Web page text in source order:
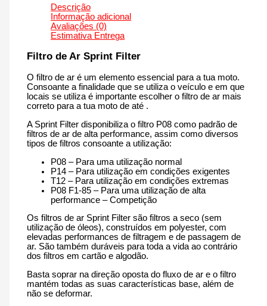
cm3
-
de
2020
até
agora
Descrição
Informação adicional
Avaliações (0)
Estimativa Entrega
Filtro de Ar Sprint Filter
O filtro de ar é um elemento essencial para a tua moto.
Consoante a finalidade que se utiliza o veículo e em que
locais se utiliza é importante escolher o filtro de ar mais
correto para a tua moto de até .
A Sprint Filter disponibiliza o filtro P08 como padrão de
filtros de ar de alta performance, assim como diversos
tipos de filtros consoante a utilização:
P08 – Para uma utilização normal
P14 – Para utilização em condições exigentes
T12 – Para utilização em condições extremas
P08 F1-85 – Para uma utilização de alta
performance – Competição
Os filtros de ar Sprint Filter são filtros a seco (sem
utilização de óleos), construídos em polyester, com
elevadas performances de filtragem e de passagem de
ar. São também duráveis para toda a vida ao contrário
dos filtros em cartão e algodão.
Basta soprar na direção oposta do fluxo de ar e o filtro
mantém todas as suas características base, além de
não se deformar.